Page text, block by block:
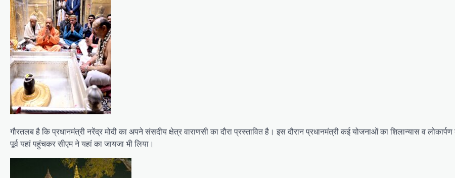
गौरतलब है कि प्रधानमंत्री नरेंद्र मोदी का अपने संसदीय क्षेत्र वाराणसी का दौरा प्रस्तावित है। इस दौरान प्रधानमंत्री कई योजनाओं का शिलान्यास व
पूर्व यहां पहुंचकर सीएम ने यहां का जायजा भी लिया।